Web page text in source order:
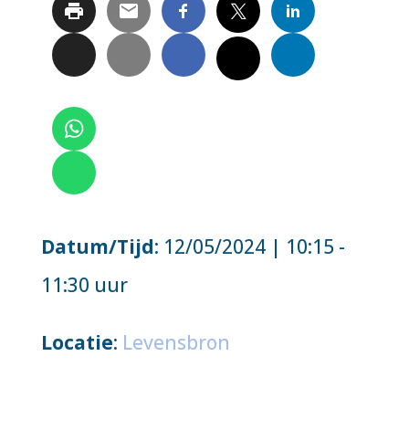
Datum/Tijd: 12/05/2024 | 10:15 -
11:30 uur
Locatie: Levensbron